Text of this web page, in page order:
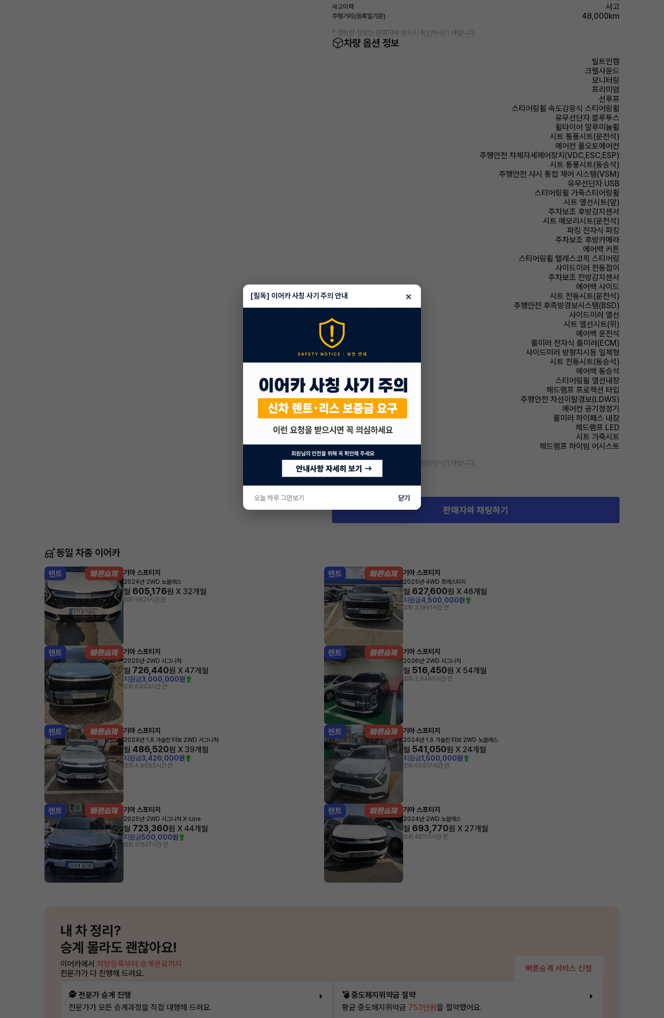
사고이력 사고
주행거리(등록일기준) 48,000km
* 정확한 정보는 판매자와 반드시 확인하시기 바랍니다.
차량 옵션 정보
빌트인캠
크렐사운드
모니터링
프리미엄
선루프
스티어링휠 속도감응식 스티어링휠
유무선단자 블루투스
휠타이어 알루미늄휠
시트 통풍시트(운전석)
에어컨 풀오토에어컨
주행안전 차체자세제어장치(VDC,ESC,ESP)
시트 통풍시트(동승석)
주행안전 샤시 통합 제어 시스템(VSM)
유무선단자 USB
스티어링휠 가죽스티어링휠
시트 열선시트(앞)
주차보조 후방감지센서
시트 메모리시트(운전석)
파킹 전자식 파킹
주차보조 후방카메라
에어백 커튼
스티어링휠 텔레스코픽 스티어링
사이드미러 전동접이
주차보조 전방감지센서
에어백 사이드
시트 전동시트(운전석)
주행안전 후측방경보시스템(BSD)
사이드미러 열선
시트 열선시트(뒤)
에어백 운전석
룸미러 전자식 룸미러(ECM)
사이드미러 방향지시등 일체형
시트 전동시트(동승석)
에어백 동승석
스티어링휠 열선내장
헤드램프 프로젝션 타입
주행안전 차선이탈경보(LDWS)
에어컨 공기청정기
룸미러 하이패스 내장
헤드램프 LED
시트 가죽시트
헤드램프 하이빔 어시스트
* 정확한 정보는 판매자와 반드시 확인하시기 바랍니다.
차량 위치
판매자와 채팅하기
동일 차종 이어카
렌트 기아 스포티지
2024년·2WD 노블레스
월 605,176원 X 32개월
조회 9821시간 전
렌트 기아 스포티지
2025년·4WD 프레스티지
월 627,600원 X 46개월
지원금4,500,000원
조회 2,1991시간 전
렌트 기아 스포티지
2025년·2WD 시그니처
월 726,440원 X 47개월
지원금3,000,000원
조회 6493시간 전
렌트 기아 스포티지
2026년·2WD 시그니처
월 516,450원 X 54개월
조회 2,6485시간 전
렌트 기아 스포티지
2024년·1.6 가솔린 터보 2WD 시그니처
월 486,520원 X 39개월
지원금3,426,000원
조회 4,6655시간 전
렌트 기아 스포티지
2024년·1.6 가솔린 터보 2WD 노블레스
월 541,050원 X 24개월
지원금1,500,000원
조회 60517시간 전
렌트 기아 스포티지
2025년·2WD 시그니처 X-Line
월 723,360원 X 44개월
지원금500,000원
조회 51517시간 전
렌트 기아 스포티지
2024년·2WD 노블레스
월 693,770원 X 27개월
조회 481 17시간 전
내 차 정리?
승계 몰라도 괜찮아요!
이어카에서 차량등록부터 승계완료까지
전문가가 다 진행해 드려요.
빠른승계 서비스 신청
🕵️ 전문가 승계 진행
전문가가 모든 승계과정을 직접 대행해 드려요.
💣 중도해지위약금 절약
평균 중도해지위약금 753만원을 절약했어요.
[필독] 이어카 사칭 사기 주의 안내 ×
오늘 하루 그만보기 닫기